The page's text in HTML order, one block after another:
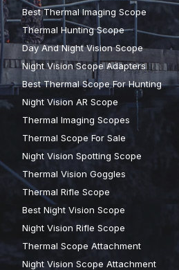
Best Thermal Imaging Scope
Thermal Hunting Scope
Day And Night Vision Scope
Night Vision Scope Adapters
Best Thermal Scope For Hunting
Night Vision AR Scope
Thermal Imaging Scopes
Thermal Scope For Sale
Night Vision Spotting Scope
Thermal Vision Goggles
Thermal Rifle Scope
Best Night Vision Scope
Night Vision Rifle Scope
Thermal Scope Attachment
Night Vision Scope Attachment